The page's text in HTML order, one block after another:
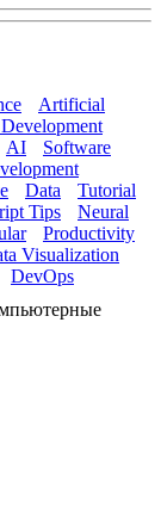
Artificial
AI
Software
Data
Tutorial
Tips
Neural
Productivity
Visualization
DevOps